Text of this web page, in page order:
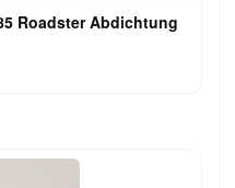
Roadster Abdichtung